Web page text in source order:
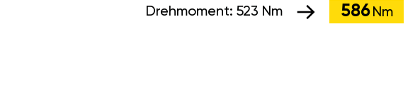
Drehmoment: 523 Nm 586 Nm